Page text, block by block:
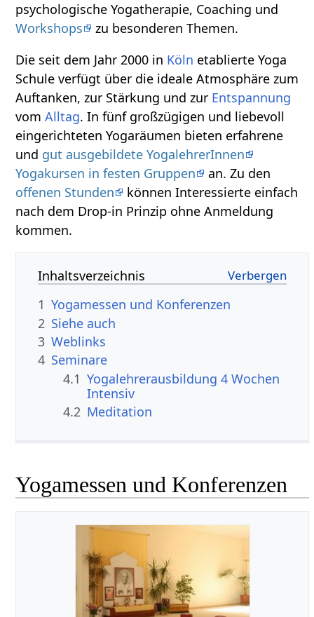
psychologische Yogatherapie, Coaching und
Workshops
zu besonderen Themen.
Die seit dem Jahr 2000 in Köln etablierte Yoga
Schule verfügt über die ideale Atmosphäre zum
Auftanken, zur Stärkung und zur Entspannung
vomAlltag. In fünf großzügigen und liebevoll
eingerichteten Yogaräumen bieten erfahrene
und gut ausgebildete YogalehrerInnen
Yogakursen in festen Gruppen
an. Zu den
offenen Stunden
können Interessierte einfach
nach dem Drop-in Prinzip ohne Anmeldung
kommen.
Inhaltsverzeichnis
1 Yogamessen und Konferenzen
2 Siehe auch
3 Weblinks
4 Seminare
4.1 Yogalehrerausbildung 4 Wochen
Intensiv
4.2 Meditation
Yogamessen und Konferenzen